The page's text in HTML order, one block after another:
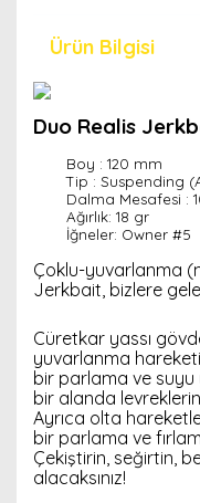
Ürün Bilgisi
Duo Realis
Boy : 120 mm
Tip : Suspending
Dalma Mesafesi :
Ağırlık: 18 gr
İğneler: Owner #5
Çoklu-yuvarlanma
Jerkbait, bizlere
Cüretkar yassı
yuvarlanma
bir parlama ve suyu
bir alanda
Ayrıca olta
bir parlama ve
Çekiştirin, seğirtin,
alacaksınız!